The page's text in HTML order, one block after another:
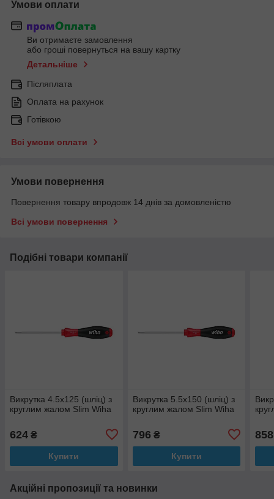
Умови оплати
Ви отримаєте замовлення
або гроші повернуться на вашу картку
Детальніше
Післяплата
Оплата на рахунок
Готівкою
Всі умови оплати
Умови повернення
Повернення товару впродовж 14 днів за домовленістю
Всі умови повернення
Подібні товари компанії
Викрутка 4.5х125 (шліц) з
круглим жалом Slim Wiha
624 ₴
Купити
Викрутка 5.5х150 (шліц) з
круглим жалом Slim Wiha
796 ₴
Купити
858
Акційні пропозиції та новинки